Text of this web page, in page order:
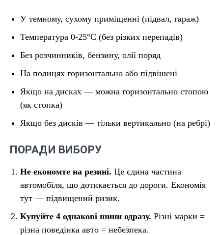
У темному, сухому приміщенні (підвал, гараж)
Температура 0-25°C (без різких перепадів)
Без розчинників, бензину, олії поряд
На полицях горизонтально або підвішені
Якщо на дисках — можна горизонтально стопою
(як стопка)
Якщо без дисків — тільки вертикально (на ребрі)
ПОРАДИ ВИБОРУ
Не економте на резині. Це єдина частина
автомобіля, що дотикається до дороги. Економія
тут — підвищений ризик.
Купуйте 4 однакові шини одразу. Різні марки =
різна поведінка авто = небезпека.